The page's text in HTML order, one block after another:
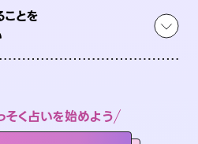
とを
そく占いを始めよう